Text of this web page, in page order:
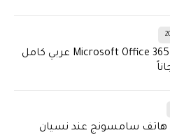
تحميل اوفيس Microsoft Office 365 عربي كامل
سامسونج عند نسيان